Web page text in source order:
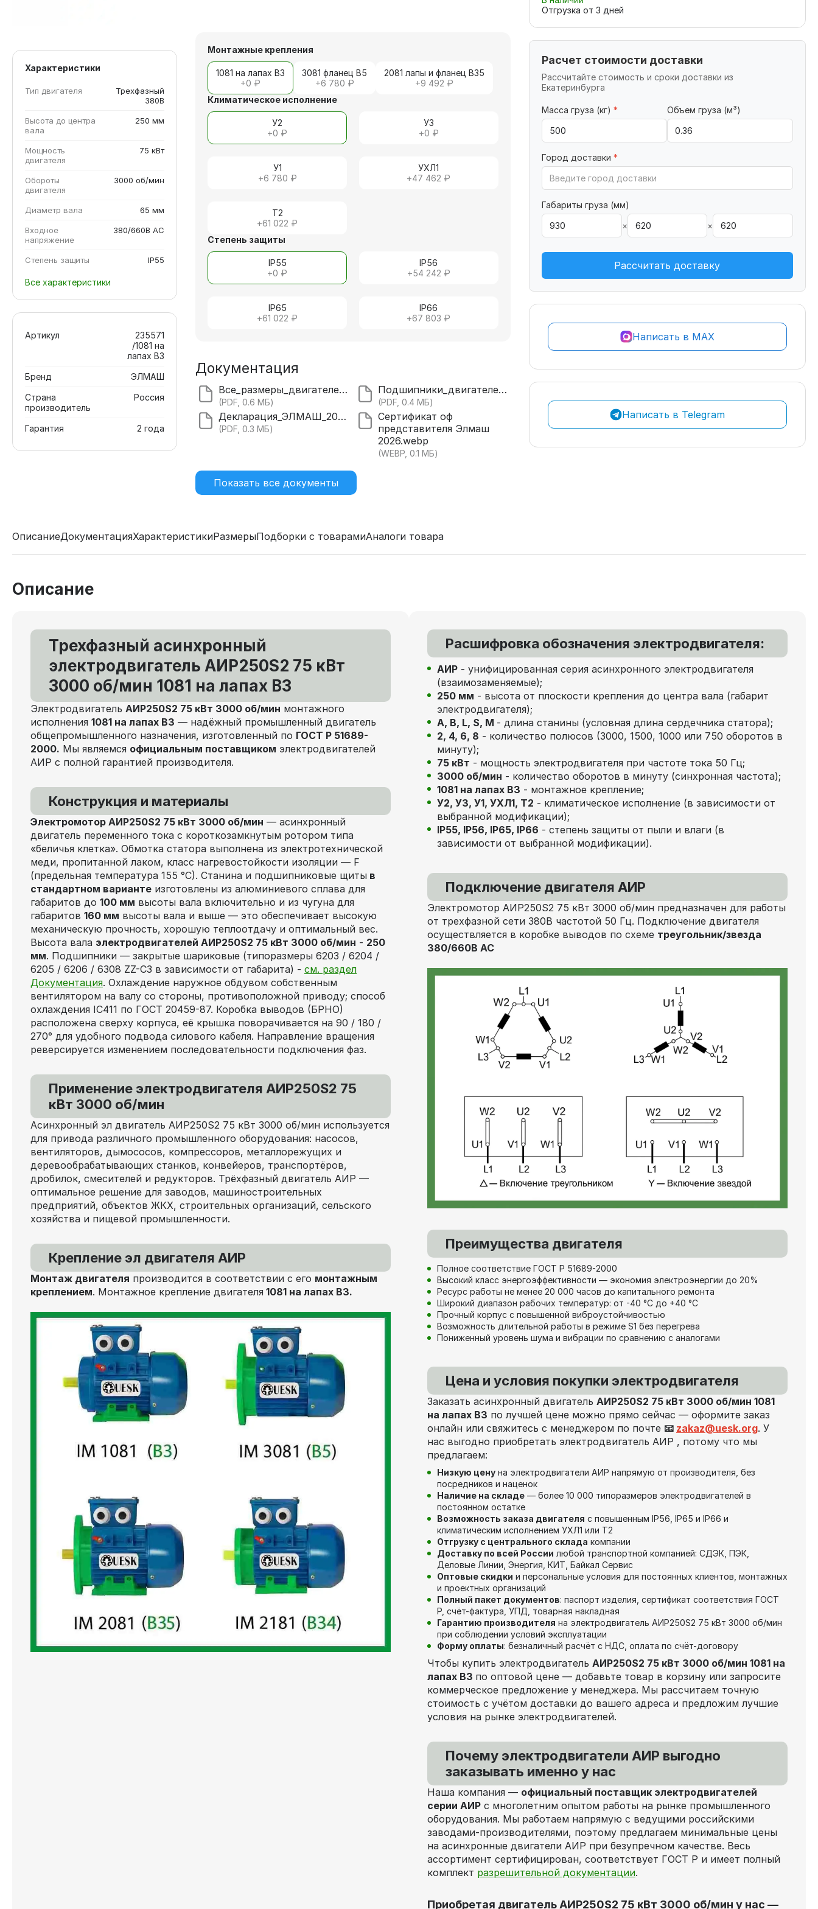
Характеристики
Тип двигателя
Трехфазный
380В
Высота до центра
вала
250 мм
Мощность
двигателя
75 кВт
Обороты
двигателя
3000 об/мин
Диаметр вала 65 мм
Входное
напряжение
380/660В AC
Степень защиты IP55
Все характеристики
Артикул
235571
/1081 на
лапах В3
Бренд
ЭЛМАШ
Страна
производитель
Россия
Гарантия 2 года
Монтажные крепления
1081 на лапах В3
+0 ₽
3081 фланец В5
+6 780 ₽
2081 лапы и фланец В35
+9 492 ₽
Климатическое исполнение
У2
+0 ₽
У3
+0 ₽
У1
+6 780 ₽
УХЛ1
+47 462 ₽
Т2
+61 022 ₽
Степень защиты
IP55
+0 ₽
IP56
+54 242 ₽
IP65
+61 022 ₽
IP66
+67 803 ₽
Документация
Все_размеры_двигателей_АИР.pdf
(PDF, 0.6 МБ)
Подшипники_двигателей_71_355.pdf
(PDF, 0.4 МБ)
Декларация_ЭЛМАШ_2028.pdf
(PDF, 0.3 МБ)
Сертификат оф
представителя Элмаш
2026.webp
(WEBP, 0.1 МБ)
Показать все документы
Отгрузка от 3 дней
Расчет стоимости доставки
Рассчитайте стоимость и сроки доставки из
Екатеринбурга
Масса груза (кг) * Объем груза (м³)
Город доставки *
Габариты груза (мм)
×
×
Рассчитать доставку
Написать в MAX
Написать в Telegram
ОписаниеДокументацияХарактеристикиРазмерыПодборки с товарамиАналоги товара
Описание
Трехфазный асинхронный
электродвигатель АИР250S2 75 кВт
3000 об/мин 1081 на лапах В3
Электродвигатель АИР250S2 75 кВт 3000 об/мин монтажного
исполнения 1081 на лапах В3 — надёжный промышленный двигатель
общепромышленного назначения, изготовленный по ГОСТ Р 51689-
2000. Мы являемся официальным поставщиком электродвигателей
АИР с полной гарантией производителя.
Конструкция и материалы
Электромотор АИР250S2 75 кВт 3000 об/мин — асинхронный
двигатель переменного тока с короткозамкнутым ротором типа
«беличья клетка». Обмотка статора выполнена из электротехнической
меди, пропитанной лаком, класс нагревостойкости изоляции — F
(предельная температура 155 °C). Станина и подшипниковые щиты в
стандартном варианте изготовлены из алюминиевого сплава для
габаритов до 100 мм высоты вала включительно и из чугуна для
габаритов 160 мм высоты вала и выше — это обеспечивает высокую
механическую прочность, хорошую теплоотдачу и оптимальный вес.
Высота вала электродвигателей АИР250S2 75 кВт 3000 об/мин - 250
мм. Подшипники — закрытые шариковые (типоразмеры 6203 / 6204 /
6205 / 6206 / 6308 ZZ-C3 в зависимости от габарита) - см. раздел
Документация. Охлаждение наружное обдувом собственным
вентилятором на валу со стороны, противоположной приводу; способ
охлаждения IC411 по ГОСТ 20459-87. Коробка выводов (БРНО)
расположена сверху корпуса, её крышка поворачивается на 90 / 180 /
270° для удобного подвода силового кабеля. Направление вращения
реверсируется изменением последовательности подключения фаз.
Применение электродвигателя АИР250S2 75
кВт 3000 об/мин
Асинхронный эл двигатель АИР250S2 75 кВт 3000 об/мин используется
для привода различного промышленного оборудования: насосов,
вентиляторов, дымососов, компрессоров, металлорежущих и
деревообрабатывающих станков, конвейеров, транспортёров,
дробилок, смесителей и редукторов. Трёхфазный двигатель АИР —
оптимальное решение для заводов, машиностроительных
предприятий, объектов ЖКХ, строительных организаций, сельского
хозяйства и пищевой промышленности.
Крепление эл двигателя АИР
Монтаж двигателя производится в соответствии с его монтажным
креплением. Монтажное крепление двигателя 1081 на лапах В3.
Расшифровка обозначения электродвигателя:
АИР - унифицированная серия асинхронного электродвигателя
(взаимозаменяемые);
250 мм - высота от плоскости крепления до центра вала (габарит
электродвигателя);
А, В, L, S, М - длина станины (условная длина сердечника статора);
2, 4, 6, 8 - количество полюсов (3000, 1500, 1000 или 750 оборотов в
минуту);
75 кВт - мощность электродвигателя при частоте тока 50 Гц;
3000 об/мин - количество оборотов в минуту (синхронная частота);
1081 на лапах В3 - монтажное крепление;
У2, У3, У1, УХЛ1, Т2 - климатическое исполнение (в зависимости от
выбранной модификации);
IP55, IP56, IP65, IP66 - степень защиты от пыли и влаги (в
зависимости от выбранной модификации).
Подключение двигателя АИР
Электромотор АИР250S2 75 кВт 3000 об/мин предназначен для работы
от трехфазной сети 380В частотой 50 Гц. Подключение двигателя
осуществляется в коробке выводов по схеме треугольник/звезда
380/660В AC
Преимущества двигателя
Полное соответствие ГОСТ Р 51689-2000
Высокий класс энергоэффективности — экономия электроэнергии до 20%
Ресурс работы не менее 20 000 часов до капитального ремонта
Широкий диапазон рабочих температур: от -40 °C до +40 °C
Прочный корпус с повышенной виброустойчивостью
Возможность длительной работы в режиме S1 без перегрева
Пониженный уровень шума и вибрации по сравнению с аналогами
Цена и условия покупки электродвигателя
Заказать асинхронный двигатель АИР250S2 75 кВт 3000 об/мин 1081
на лапах В3 по лучшей цене можно прямо сейчас — оформите заказ
онлайн или свяжитесь с менеджером по почте 📧 zakaz@uesk.org. У
нас выгодно приобретать электродвигатель АИР , потому что мы
предлагаем:
Низкую цену на электродвигатели АИР напрямую от производителя, без
посредников и наценок
Наличие на складе — более 10 000 типоразмеров электродвигателей в
постоянном остатке
Возможность заказа двигателя с повышенным IP56, IP65 и IP66 и
климатическим исполнением УХЛ1 или Т2
Отгрузку с центрального склада компании
Доставку по всей России любой транспортной компанией: СДЭК, ПЭК,
Деловые Линии, Энергия, КИТ, Байкал Сервис
Оптовые скидки и персональные условия для постоянных клиентов, монтажных
и проектных организаций
Полный пакет документов: паспорт изделия, сертификат соответствия ГОСТ
Р, счёт-фактура, УПД, товарная накладная
Гарантию производителя на электродвигатель АИР250S2 75 кВт 3000 об/мин
при соблюдении условий эксплуатации
Форму оплаты: безналичный расчёт с НДС, оплата по счёт-договору
Чтобы купить электродвигатель АИР250S2 75 кВт 3000 об/мин 1081 на
лапах В3 по оптовой цене — добавьте товар в корзину или запросите
коммерческое предложение у менеджера. Мы рассчитаем точную
стоимость с учётом доставки до вашего адреса и предложим лучшие
условия на рынке электродвигателей.
Почему электродвигатели АИР выгодно
заказывать именно у нас
Наша компания — официальный поставщик электродвигателей
серии АИР с многолетним опытом работы на рынке промышленного
оборудования. Мы работаем напрямую с ведущими российскими
заводами-производителями, поэтому предлагаем минимальные цены
на асинхронные двигатели АИР при безупречном качестве. Весь
ассортимент сертифицирован, соответствует ГОСТ Р и имеет полный
комплект разрешительной документации.
Приобретая двигатель АИР250S2 75 кВт 3000 об/мин у нас —